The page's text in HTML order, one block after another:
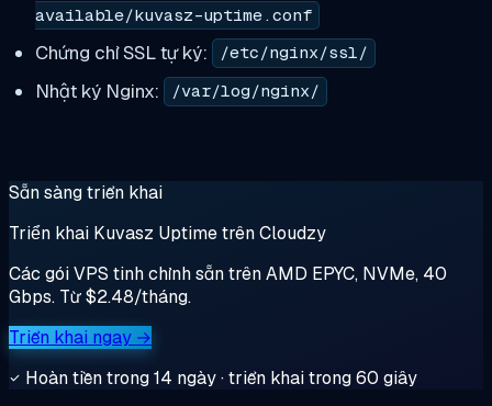
available/kuvasz-uptime.conf
Chứng chỉ SSL tự ký: /etc/nginx/ssl/
Nhật ký Nginx: /var/log/nginx/
Sẵn sàng triển khai
Triển khai Kuvasz Uptime trên Cloudzy
Các gói VPS tinh chỉnh sẵn trên AMD EPYC, NVMe, 40
Gbps. Từ $2.48/tháng.
Triển khai ngay →
Hoàn tiền trong 14 ngày · triển khai trong 60 giây